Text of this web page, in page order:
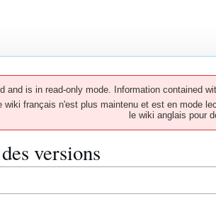
and is in read-only mode. Information contained
wiki français n'est plus maintenu et est en mode
le wiki anglais pour
versions